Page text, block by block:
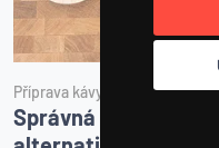
Příprava kávy
Správná hrubost